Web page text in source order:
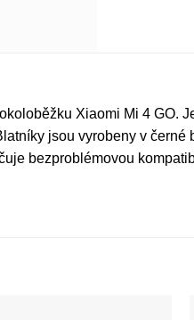
Xiaomi Mi 4 GO.
jsou vyrobeny v černé
bezproblémovou